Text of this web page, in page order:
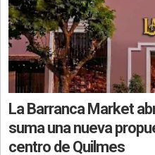
La Barranca Market
suma una nueva
centro de Quilmes